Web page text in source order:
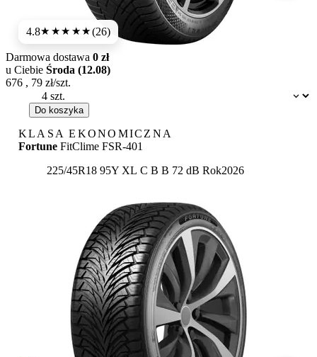
4.8★★★★★(26)
Dostępność:
Darmowa dostawa 0 zł
u Ciebie Środa (12.08)
676 , 79 zł/szt.
Do koszyka
KLASA EKONOMICZNA
Fortune FitClime FSR-401
225/45R18 95Y XL Etykieta:
C B B 72 dB Rok2026